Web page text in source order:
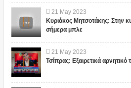
21 May 2023
Κυριάκος Μητσοτάκης: Στην
σήμερα μπλε
21 May 2023
Τσίπρας: Εξαιρετικά